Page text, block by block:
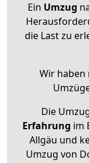
Ein Umzug
die Last zu
Wir haben
Die
Erfahrung im
Allgäu und
Umzug von